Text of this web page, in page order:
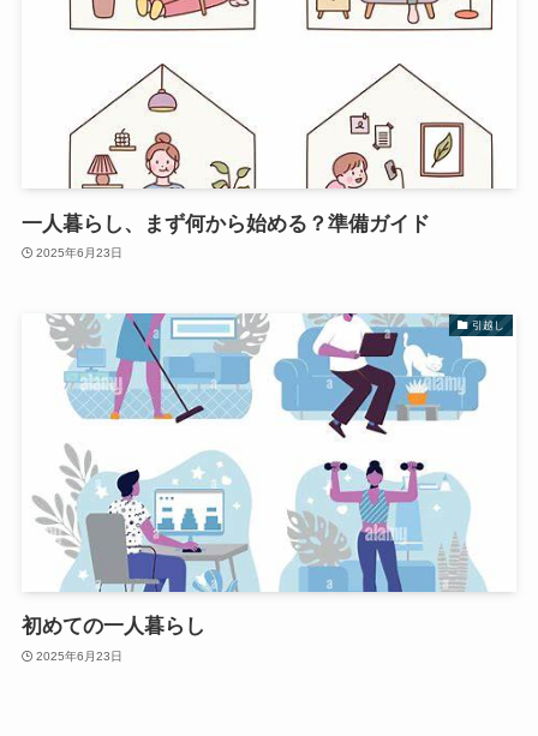
一人暮らし、まず何から始める？準備ガイド
2025年6月23日
引越し
初めての一人暮らし
2025年6月23日